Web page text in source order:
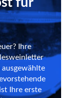
Ihre
Ihre erste